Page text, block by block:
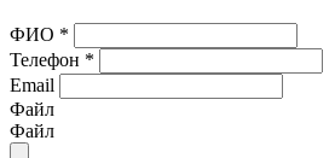
ФИО *
Телефон *
Email
Файл
Файл